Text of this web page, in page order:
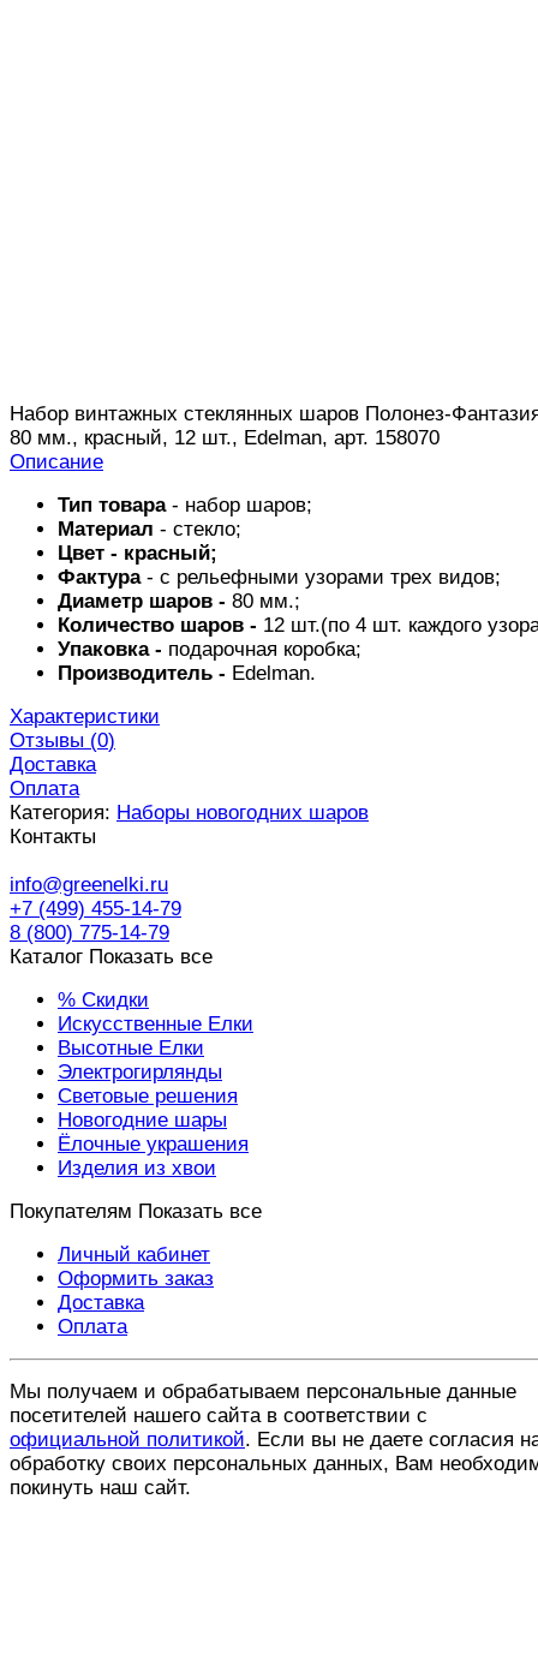
Набор винтажных стеклянных шаров Полонез-
80 мм., красный, 12 шт., Edelman, арт. 158070
Описание
Тип товара - набор шаров;
Материал - стекло;
Цвет - красный;
Фактура- с рельефными узорами трех видов;
Диаметр шаров - 80 мм.;
Количество шаров - 12 шт.(по 4 шт. каждого
Упаковка - подарочная коробка;
Производитель - Edelman.
Характеристики
Отзывы (0)
Доставка
Оплата
Категория: Наборы новогодних шаров
Контакты
info@greenelki.ru
+7 (499) 455-14-79
8 (800) 775-14-79
Каталог Показать все
% Скидки
Искусственные Елки
Высотные Елки
Электрогирлянды
Световые решения
Новогодние шары
Ёлочные украшения
Изделия из хвои
Покупателям Показать все
Личный кабинет
Оформить заказ
Доставка
Оплата
Мы получаем и обрабатываем персональные данные
посетителей нашего сайта в соответствии с
официальной политикой. Если вы не даете согласия
обработку своих персональных данных, Вам
покинуть наш сайт.